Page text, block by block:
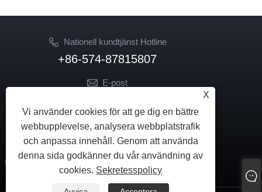
Nationell kundtjänst Hotline
+86-574-87815807
E-post
market@hkdongzhou.com
FÖLJ OSS
X
Vi använder cookies för att ge dig en bättre
webbupplevelse, analysera webbplatstrafik
och anpassa innehåll. Genom att använda
denna sida godkänner du vår användning av
cookies. Sekretesspolicy